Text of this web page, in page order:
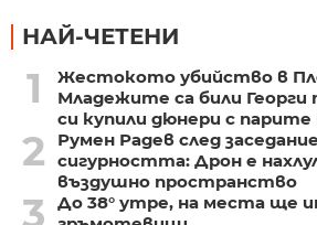
НАЙ-ЧЕТЕНИ
1
Жестокото убийство в
Младежите са били Георги
си купили дюнери с парите
2
Румен Радев след
сигурността: Дрон е
въздушно пространство
3
До 38° утре, на места ще